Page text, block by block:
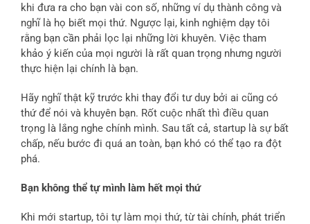
khi đưa ra cho bạn vài con số, những ví dụ thành công và
nghĩ là họ biết mọi thứ. Ngược lại, kinh nghiệm dạy tôi
rằng bạn cần phải lọc lại những lời khuyên. Việc tham
khảo ý kiến của mọi người là rất quan trọng nhưng người
thực hiện lại chính là bạn.
Hãy nghĩ thật kỹ trước khi thay đổi tư duy bởi ai cũng có
thứ để nói và khuyên bạn. Rốt cuộc nhất thì điều quan
trọng là lắng nghe chính mình. Sau tất cả, startup là sự bất
chấp, nếu bước đi quá an toàn, bạn khó có thể tạo ra đột
phá.
Bạn không thể tự mình làm hết mọi thứ
Khi mới startup, tôi tự làm mọi thứ, từ tài chính, phát triển